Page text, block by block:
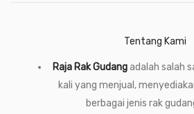
Tentang Kami
Raja Rak Gudangadalah salah
kali yang menjual,
berbagai jenis rak